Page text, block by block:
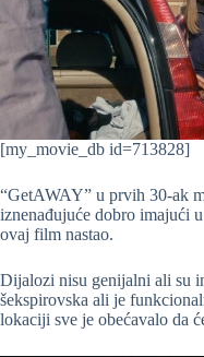
[my_movie_db id=713828]
“GetAWAY” u prvih 30-ak
iznenađujuće dobro imajući
ovaj film nastao.
Dijalozi nisu genijalni ali su
šekspirovska ali je
lokaciji sve je obećavalo da